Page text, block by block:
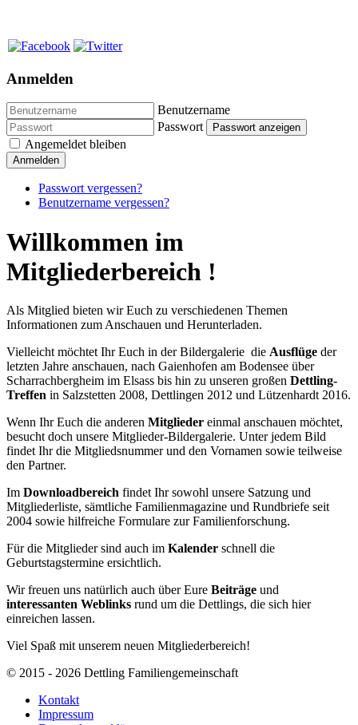
Anmelden
Benutzername
Passwort
Passwort anzeigen
Angemeldet bleiben
Anmelden
Passwort vergessen?
Benutzername vergessen?
Willkommen im
Mitgliederbereich !
Als Mitglied bieten wir Euch zu verschiedenen Themen
Informationen zum Anschauen und Herunterladen.
Vielleicht möchtet Ihr Euch in der Bildergalerie die Ausflüge der
letzten Jahre anschauen, nach Gaienhofen am Bodensee über
Scharrachbergheim im Elsass bis hin zu unseren großen Dettling-
Treffen in Salzstetten 2008, Dettlingen 2012 und Lützenhardt 2016.
Wenn Ihr Euch die anderen Mitglieder einmal anschauen möchtet,
besucht doch unsere Mitglieder-Bildergalerie. Unter jedem Bild
findet Ihr die Mitgliedsnummer und den Vornamen sowie teilweise
den Partner.
Im Downloadbereich findet Ihr sowohl unsere Satzung und
Mitgliederliste, sämtliche Familienmagazine und Rundbriefe seit
2004 sowie hilfreiche Formulare zur Familienforschung.
Für die Mitglieder sind auch im Kalender schnell die
Geburtstagstermine ersichtlich.
Wir freuen uns natürlich auch über Eure Beiträge und
interessanten Weblinks rund um die Dettlings, die sich hier
einreichen lassen.
Viel Spaß mit unserem neuen Mitgliederbereich!
© 2015 - 2026 Dettling Familiengemeinschaft
Kontakt
Impressum